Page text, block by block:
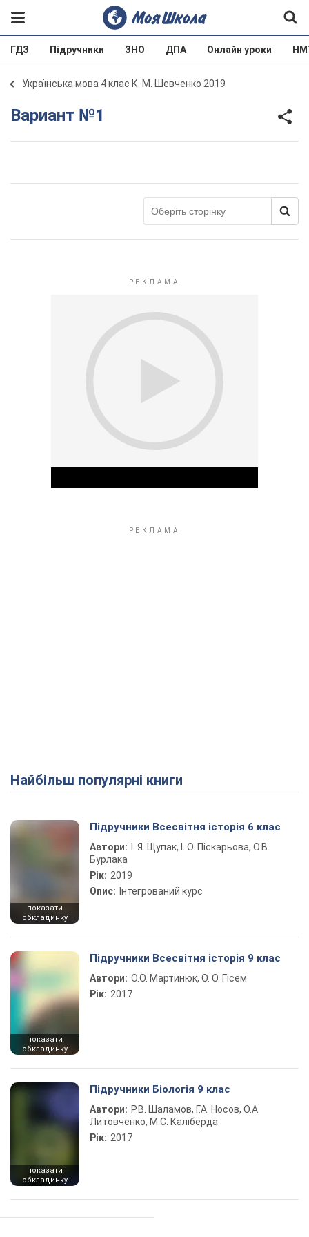
ГДЗ Підручники ЗНО ДПА Онлайн уроки
Українська мова 4 клас К. М. Шевченко 2019
Вариант №1
Найбільш популярні книги
показати
обкладинку
Підручники Всесвітня історія 6 клас
Автори:
І. Я. Щупак, І. О. Піскарьова, О.В.
Бурлака
Рік: 2019
Опис: Інтегрований курс
показати
обкладинку
Підручники Всесвітня історія 9 клас
Автори: О.О. Мартинюк, О. О. Гісем
Рік: 2017
показати
обкладинку
Підручники Біологія 9 клас
Автори: Р.В. Шаламов, Г.А. Носов, О.А.
Литовченко, М.С. Каліберда
Рік: 2017